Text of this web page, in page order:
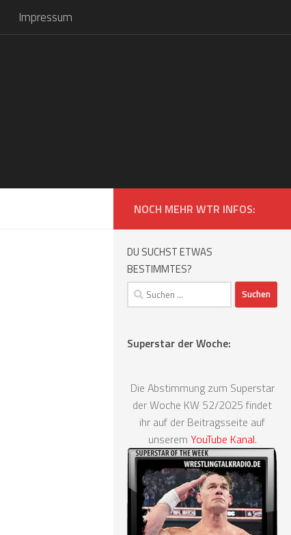
Impressum
NOCH MEHR WTR INFOS:
DU SUCHST ETWAS
BESTIMMTES?
Suchen
nach:
Superstar der Woche:
Die Abstimmung zum Superstar
der Woche KW 52/2025 findet
ihr auf der Beitragsseite auf
unserem YouTube Kanal.